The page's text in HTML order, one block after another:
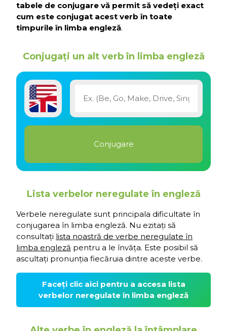
tabele de conjugare vă permit să vedeți exact
cum este conjugat acest verb în toate
timpurile în limba engleză.
Conjugați un alt verb în limba engleză
Lista verbelor neregulate în engleză
Verbele neregulate sunt principala dificultate în
conjugarea în limba engleză. Nu ezitați să
consultați lista noastră de verbe neregulate în
limba engleză pentru a le învăța. Este posibil să
ascultați pronunția fiecăruia dintre aceste verbe.
Faceți clic aici pentru a accesa lista
verbelor neregulate în limba engleză